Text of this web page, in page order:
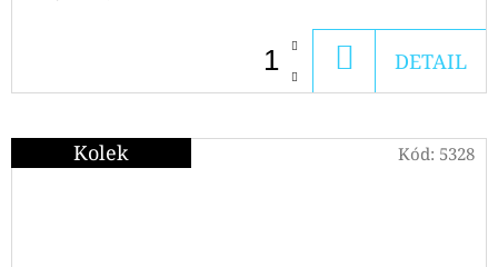
KOŠÍKU
DETAIL
Kolek Kód: 5328